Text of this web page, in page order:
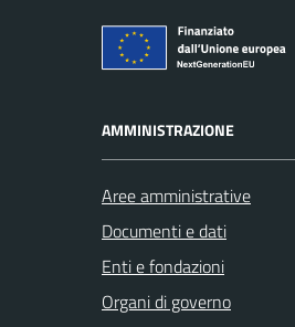
AMMINISTRAZIONE
Aree amministrative
Documenti e dati
Enti e fondazioni
Organi di governo